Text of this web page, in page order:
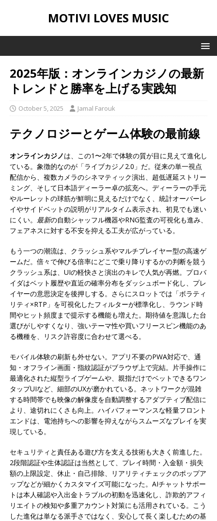
MOTIVI LOVES MUSIC
2025年版：オンラインカジノの最新
トレンドと勝率を上げる実践知
October 5, 2025 Jamal Farouk
テクノロジーとゲーム体験の最前線
オンラインカジノは、この1〜2年で体験の質が目に見えて進化し
ている。象徴的なのが「ライブカジノ2.0」だ。従来の単一視点
配信から、複数カメラのシネマティック演出、超低遅延ストリー
ミング、そして日本語ディーラー卓の拡充へ。ディーラーの手元
やルーレットの球筋が鮮明に見えるだけでなく、統計オーバーレ
イやサイドベットの説明がリアルタイム表示され、初見でも迷い
にくい。 最新の自動シャッフル機器やRNG監査の可視化も進み、
フェアネスに対する不安を抑える工夫が広がっている。
もう一つの潮流は、クラッシュ系やマルチプレイヤー型の高速ゲ
ームだ。倍々で伸びる倍率にどこで乗り降りするかの判断を競う
クラッシュ系は、UIの軽快さと演出のキレで人気が再燃。プロバ
イダはベット履歴や直近の確率分布をダッシュボード化し、プレ
イヤーの意思決定を後押しする。さらにスロットでは「ボラティ
リティ×RTP」を可視化したフィルターが標準化し、ラウンド時
間やヒット頻度まで提示する機能も増えた。期待値を意識した台
選びがしやすくなり、強いテーマ性や買いフリースピン機能のあ
る機種を、リスク許容度に合わせて選べる。
モバイル体験の刷新も外せない。アプリ不要のPWA対応で、通
知・オフライン画面・指紋認証がブラウザ上で完結。片手操作に
最適化された縦型ライブゲームや、親指だけでベットできるワン
タップUIなど、細部のUXが磨かれている。ネットワークが混雑
する時間帯でも映像の解像度を自動調整するアダプティブ配信に
より、途切れにくさも向上。ハイパフォーマンスな軽量フロント
エンドは、電池持ちへの影響を抑えながらスムーズなプレイを実
現している。
セキュリティと責任ある遊び方を支える技術も大きく前進した。
2段階認証や生体認証は当然として、プレイ時間・入金額・損失
額の上限設定、休止・自己排除、リアリティチェックのポップア
ップなどが細かくカスタマイズ可能になった。AIチャットサポー
トは本人確認や入出金トラブルの初動を迅速化し、詐欺的アフィ
リエイトの検知や多重アカウント対策にも活用されている。こう
した進化は単なる派手さではなく、安心して長く楽しむための基